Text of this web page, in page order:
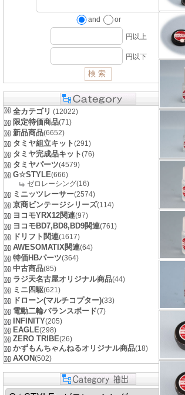
and or
円以上
円以下
全カテゴリ (12022)
限定特価商品(71)
新品商品(6652)
タミヤ組立キット(291)
タミヤ完成品キット(76)
タミヤパーツ(4579)
G☆STYLE(666)
ゼロレーシング(16)
ミニッツレーサー(2574)
京商ビンテージシリーズ(114)
ヨコモYRX12関連(97)
ヨコモBD7,BD8,BD9関連(761)
ドリフト関連(1617)
AWESOMATIX関連(64)
特価HBパーツ(364)
中古商品(85)
ラジ天名古屋オリジナル商品(44)
ミニ四駆(621)
ドローン(マルチコプター)(33)
電動二輪バランスボード(7)
INFINITY(205)
EAGLE(298)
ZERO TRIBE(26)
かずもんちゃんねるオリジナル商品(18)
AXON(502)